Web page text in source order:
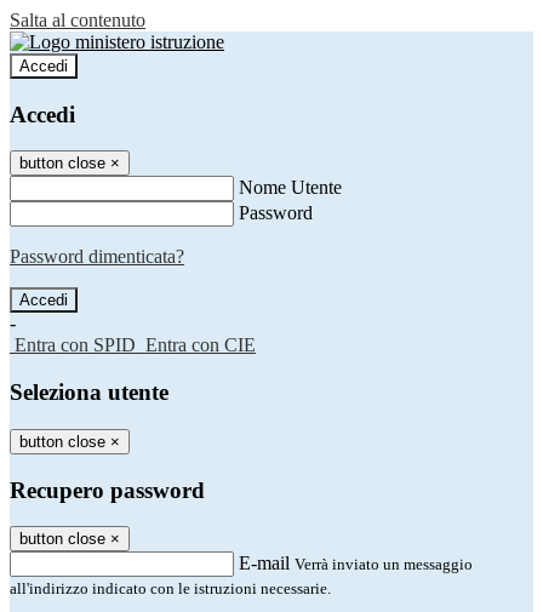
Salta al contenuto
Accedi
Accedi
button close ×
Nome Utente
Password
Password dimenticata?
-
Entra con SPID Entra con CIE
Seleziona utente
button close ×
Recupero password
button close ×
E-mail Verrà inviato un messaggio
all'indirizzo indicato con le istruzioni necessarie.